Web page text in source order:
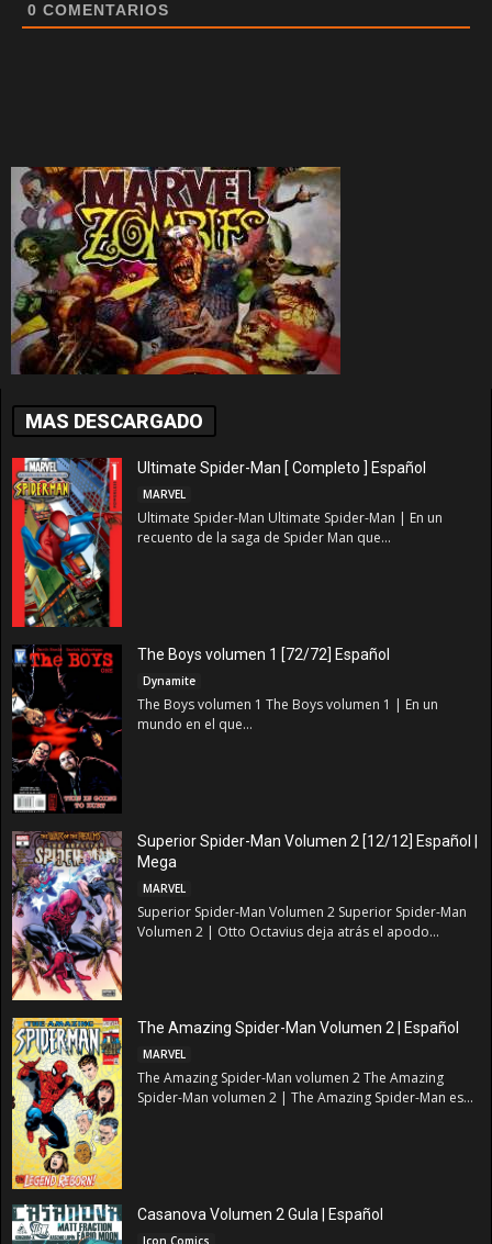
0 COMENTARIOS
MAS DESCARGADO
Ultimate Spider-Man [ Completo ] Español
MARVEL
Ultimate Spider-Man Ultimate Spider-Man | En un
recuento de la saga de Spider Man que...
The Boys volumen 1 [72/72] Español
Dynamite
The Boys volumen 1 The Boys volumen 1 | En un
mundo en el que...
Superior Spider-Man Volumen 2 [12/12] Español |
Mega
MARVEL
Superior Spider-Man Volumen 2 Superior Spider-Man
Volumen 2 | Otto Octavius deja atrás el apodo...
The Amazing Spider-Man Volumen 2 | Español
MARVEL
The Amazing Spider-Man volumen 2 The Amazing
Spider-Man volumen 2 | The Amazing Spider-Man es...
Casanova Volumen 2 Gula | Español
Icon Comics